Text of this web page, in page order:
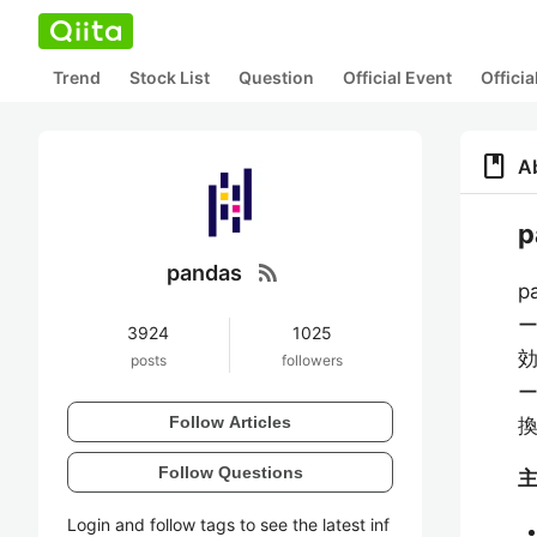
Trend Stock List Question Official Event
pandas rss_feed
3924
posts
1025
followers
Follow Articles
Follow Questions
Login and follow tags to see the latest inf
book